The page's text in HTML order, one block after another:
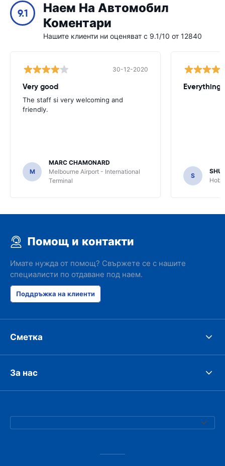
9.1
Наем На Автомобил
Коментари
Нашите клиенти ни оценяват с 9.1/10 от 12840
30-12-2020
Very good
The staff si very welcoming and
friendly.
M
MARC CHAMONARD
Melbourne Airport - International
Terminal
Everything
S
Помощ и контакти
Имате нужда от помощ? Свържете се с нашите
специалисти по отдаване под наем.
Поддръжка на клиенти
Сметка
За нас